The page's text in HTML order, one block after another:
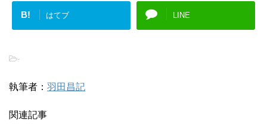
B! はてブ LINE
-
執筆者： 羽田昌記
関連記事